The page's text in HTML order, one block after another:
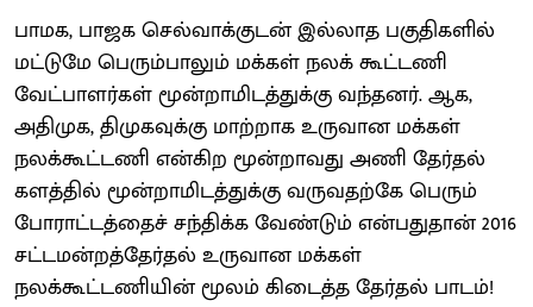
பாமக, பாஜக செல்வாக்குடன் இல்லாத பகுதிகளில்
மட்டுமே பெரும்பாலும் மக்கள் நலக் கூட்டணி
வேட்பாளர்கள் மூன்றாமிடத்துக்கு வந்தனர். ஆக,
அதிமுக, திமுகவுக்கு மாற்றாக உருவான மக்கள்
நலக்கூட்டணி என்கிற மூன்றாவது அணி தேர்தல்
களத்தில் மூன்றாமிடத்துக்கு வருவதற்கே பெரும்
போராட்டத்தைச் சந்திக்க வேண்டும் என்பதுதான் 2016
சட்டமன்றத்தேர்தல் உருவான மக்கள்
நலக்கூட்டணியின் மூலம் கிடைத்த தேர்தல் பாடம்!